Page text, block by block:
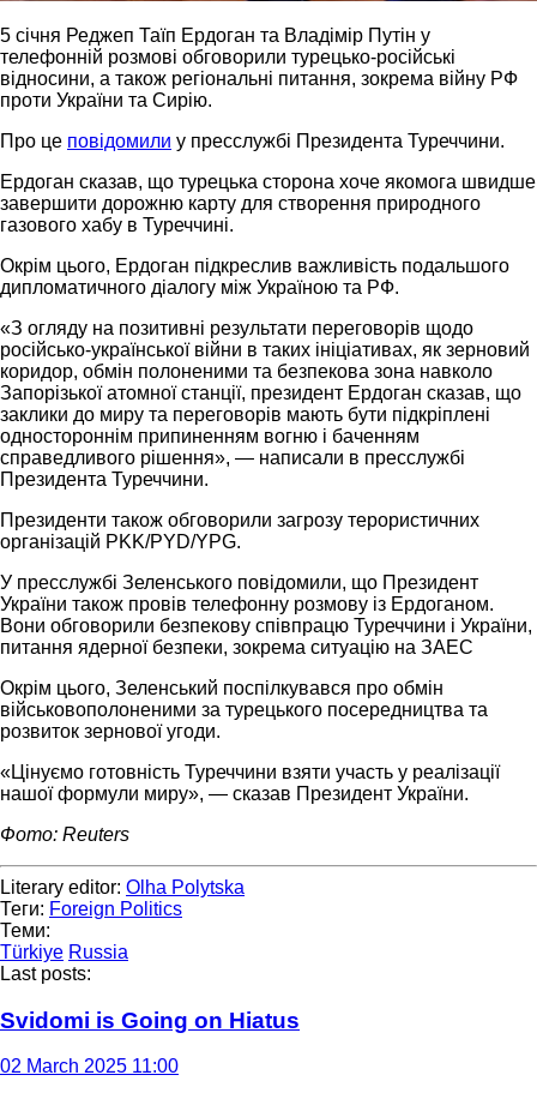
5 січня Реджеп Таїп Ердоган та Владімір Путін у
телефонній розмові обговорили турецько-російські
відносини, а також регіональні питання, зокрема війну РФ
проти України та Сирію.
Про це повідомили у пресслужбі Президента Туреччини.
Ердоган сказав, що турецька сторона хоче якомога швидше
завершити дорожню карту для створення природного
газового хабу в Туреччині.
Окрім цього, Ердоган підкреслив важливість подальшого
дипломатичного діалогу між Україною та РФ.
«З огляду на позитивні результати переговорів щодо
російсько-української війни в таких ініціативах, як зерновий
коридор, обмін полоненими та безпекова зона навколо
Запорізької атомної станції, президент Ердоган сказав, що
заклики до миру та переговорів мають бути підкріплені
одностороннім припиненням вогню і баченням
справедливого рішення», — написали в пресслужбі
Президента Туреччини.
Президенти також обговорили загрозу терористичних
організацій PKK/PYD/YPG.
У пресслужбі Зеленського повідомили, що Президент
України також провів телефонну розмову із Ердоганом.
Вони обговорили безпекову співпрацю Туреччини і України,
питання ядерної безпеки, зокрема ситуацію на ЗАЕС
Окрім цього, Зеленський поспілкувався про обмін
військовополоненими за турецького посередництва та
розвиток зернової угоди.
«Цінуємо готовність Туреччини взяти участь у реалізації
нашої формули миру», — сказав Президент України.
Фото: Reuters
Literary editor: Olha Polytska
Теги: Foreign Politics
Теми:
Türkiye Russia
Last posts:
Svidomi is Going on Hiatus
02 March 2025 11:00